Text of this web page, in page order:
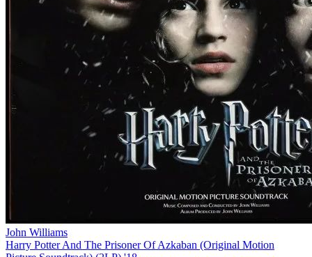
John Williams
Harry Potter And The Prisoner Of Azkaban (Original Motion